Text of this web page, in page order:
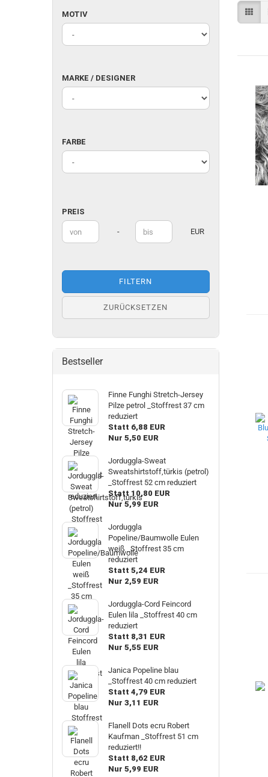
MOTIV
MOTIV
MARKE
/
DESIGNER
MARKE / DESIGNER
FARBE
FARBE
PREIS
Preis bis - EUR
FILTERN
ZURÜCKSETZEN
Bestseller
Finne Funghi Stretch-Jersey
Pilze petrol _Stoffrest 37 cm
reduziert
Statt 6,88 EUR
Nur 5,50 EUR
Jorduggla-Sweat
Sweatshirtstoff,türkis (petrol)
_Stoffrest 52 cm reduziert
Statt 10,80 EUR
Nur 5,99 EUR
Jorduggla
Popeline/Baumwolle Eulen
weiß _Stoffrest 35 cm
reduziert
Statt 5,24 EUR
Nur 2,59 EUR
Jorduggla-Cord Feincord
Eulen lila _Stoffrest 40 cm
reduziert
Statt 8,31 EUR
Nur 5,55 EUR
Janica Popeline blau
_Stoffrest 40 cm reduziert
Statt 4,79 EUR
Nur 3,11 EUR
Flanell Dots ecru Robert
Kaufman _Stoffrest 51 cm
reduziert!!
Statt 8,62 EUR
Nur 5,99 EUR